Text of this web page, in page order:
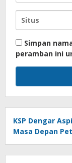
Simpan
peramban ini
KSP Dengar
Masa Depan